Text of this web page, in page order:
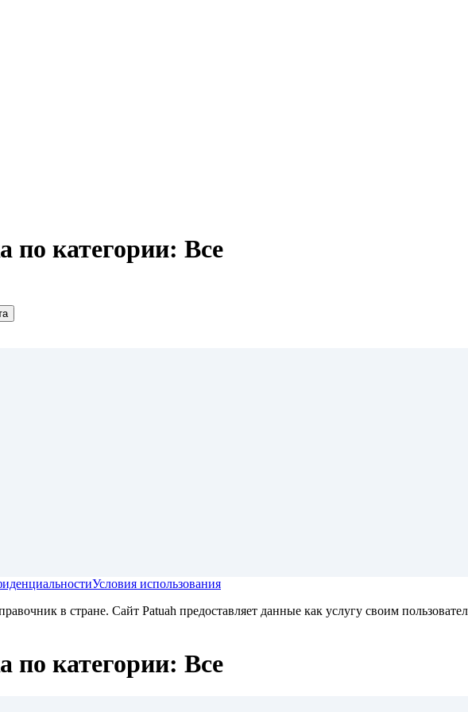
по категории: Все
Условия использования
в стране. Сайт Patuah предоставляет данные как услугу своим
по категории: Все